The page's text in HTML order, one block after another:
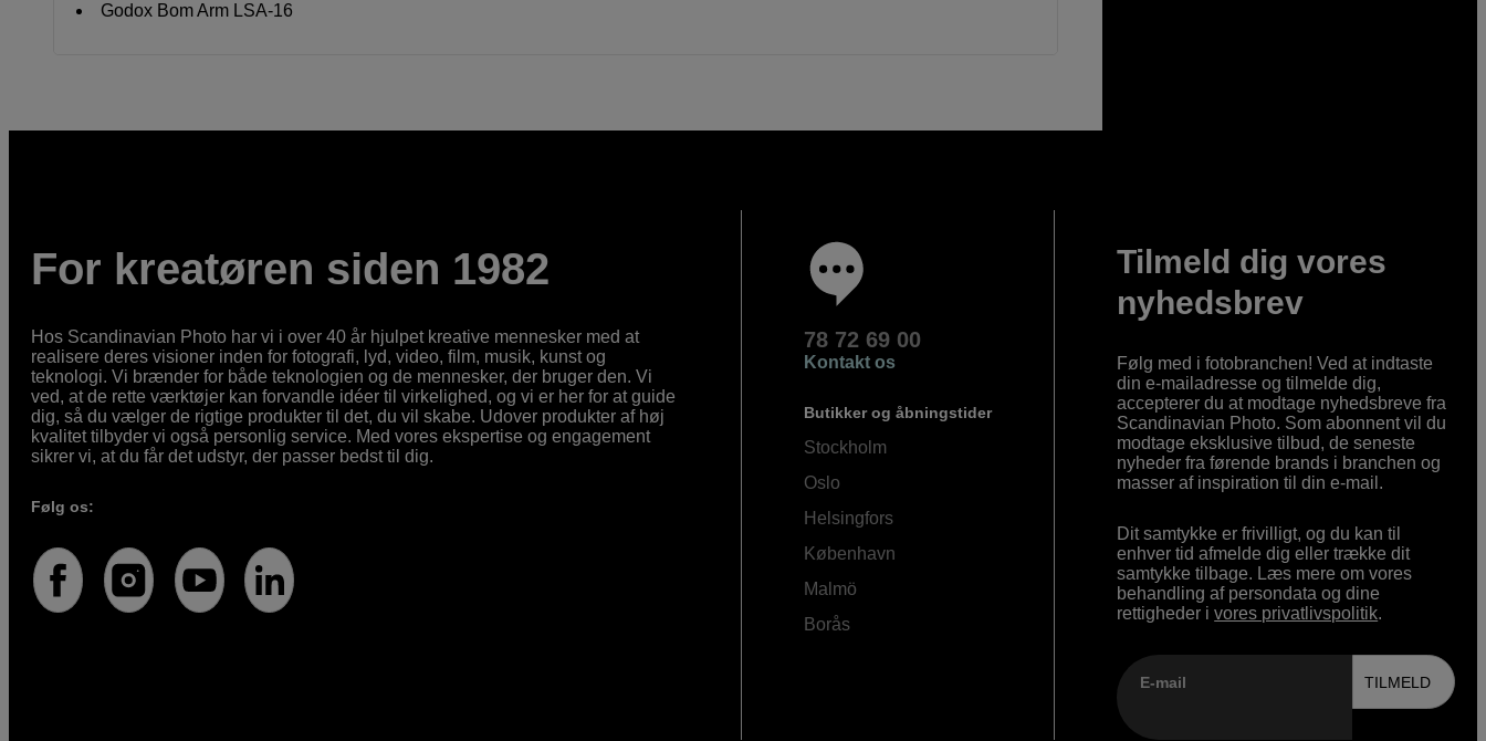
Godox Bom Arm LSA-16
For kreatøren siden 1982
Hos Scandinavian Photo har vi i over 40 år hjulpet kreative mennesker med at
realisere deres visioner inden for fotografi, lyd, video, film, musik, kunst og
teknologi. Vi brænder for både teknologien og de mennesker, der bruger den. Vi
ved, at de rette værktøjer kan forvandle idéer til virkelighed, og vi er her for at guide
dig, så du vælger de rigtige produkter til det, du vil skabe. Udover produkter af høj
kvalitet tilbyder vi også personlig service. Med vores ekspertise og engagement
sikrer vi, at du får det udstyr, der passer bedst til dig.
Følg os:
78 72 69 00
Kontakt os
Butikker og åbningstider
Stockholm
Oslo
Helsingfors
København
Malmö
Borås
Tilmeld dig vores
nyhedsbrev
Følg med i fotobranchen! Ved at indtaste
din e-mailadresse og tilmelde dig,
accepterer du at modtage nyhedsbreve fra
Scandinavian Photo. Som abonnent vil du
modtage eksklusive tilbud, de seneste
nyheder fra førende brands i branchen og
masser af inspiration til din e-mail.
Dit samtykke er frivilligt, og du kan til
enhver tid afmelde dig eller trække dit
samtykke tilbage. Læs mere om vores
behandling af persondata og dine
rettigheder ivores privatlivspolitik.
E-mail TILMELD